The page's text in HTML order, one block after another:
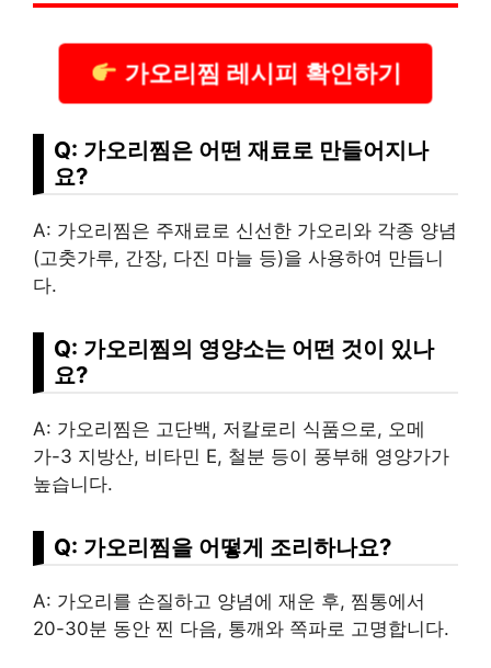
가오리찜 레시피 확인하기
Q: 가오리찜은 어떤 재료로 만들어지나
요?
A: 가오리찜은 주재료로 신선한 가오리와 각종 양념
(고춧가루, 간장, 다진 마늘 등)을 사용하여 만듭니
다.
Q: 가오리찜의 영양소는 어떤 것이 있나
요?
A: 가오리찜은 고단백, 저칼로리 식품으로, 오메
가-3 지방산, 비타민 E, 철분 등이 풍부해 영양가가
높습니다.
Q: 가오리찜을 어떻게 조리하나요?
A: 가오리를 손질하고 양념에 재운 후, 찜통에서
20-30분 동안 찐 다음, 통깨와 쪽파로 고명합니다.